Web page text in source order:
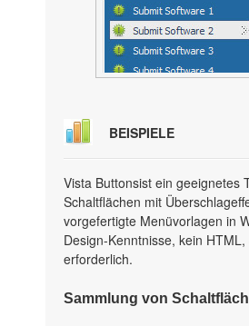
BEISPIELE
Vista Buttonsist ein geeignetes
Schaltflächen mit
vorgefertigte Menüvorlagen in
Design-Kenntnisse, kein
erforderlich.
Sammlung von